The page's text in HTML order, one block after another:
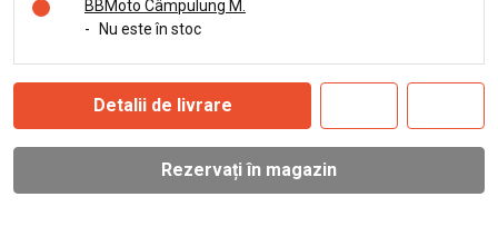
BBMoto Câmpulung M.
-
Nu este în stoc
Detalii de livrare
Rezervați în magazin